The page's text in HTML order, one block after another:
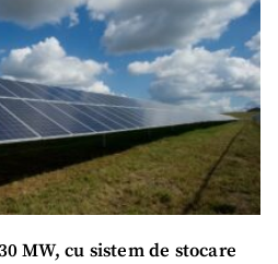
MW, cu sistem de stocare